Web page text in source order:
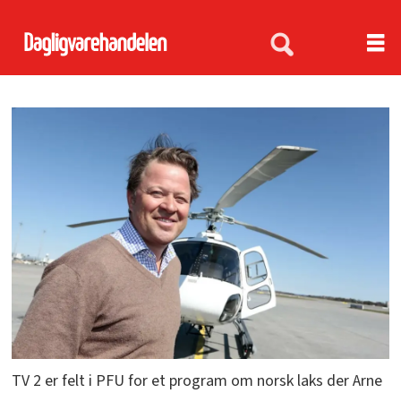
TV 2 er felt i PFU for et program om norsk laks der Arne